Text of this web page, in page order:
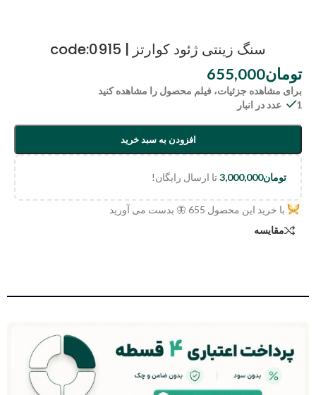
سنگ زینتی ژئود کوارتز | code:0915
تومان655,000
برای مشاهده جزئیات، فیلم محصول را مشاهده کنید
1 عدد در انبار
افزودن به سبد خرید
تومان3,000,000تا ارسال رایگان!
با خرید این محصول 655 🦋 بدست می آورید
مقایسه